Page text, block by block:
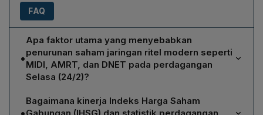
FAQ
•
Apa faktor utama yang menyebabkan
penurunan saham jaringan ritel modern seperti
MIDI, AMRT, dan DNET pada perdagangan
Selasa (24/2)?
Penurunan tiga saham ritel modern tersebut dipicu oleh
kebijakan pemerintah yang tengah menyusun ulang
Bagaimana kinerja Indeks Harga Saham